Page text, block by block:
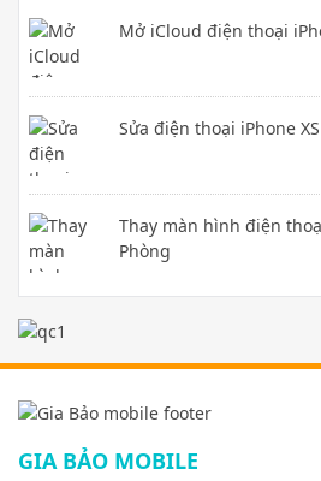
Mở iCloud điện thoại
Sửa điện thoại iPhone
Thay màn hình điện
Phòng
GIA BẢO MOBILE